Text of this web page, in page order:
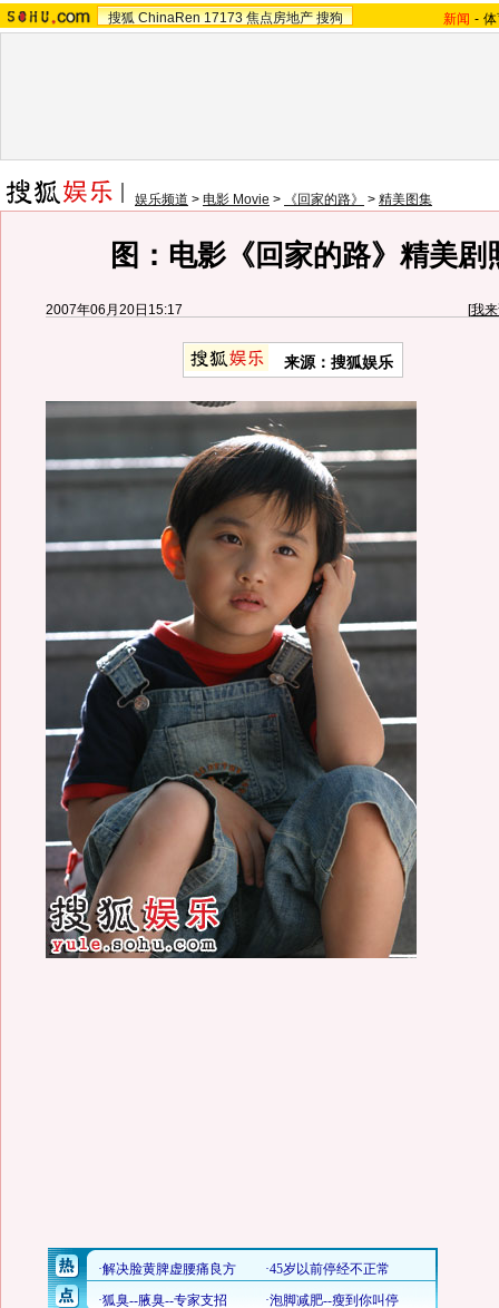
搜狐 ChinaRen 17173 焦点房地产 搜狗 新闻 -
娱乐频道 > 电影 Movie > 《回家的路》 > 精美图集
图：电影《回家的路》精美剧
2007年06月20日15:17 [我
来源：搜狐娱乐